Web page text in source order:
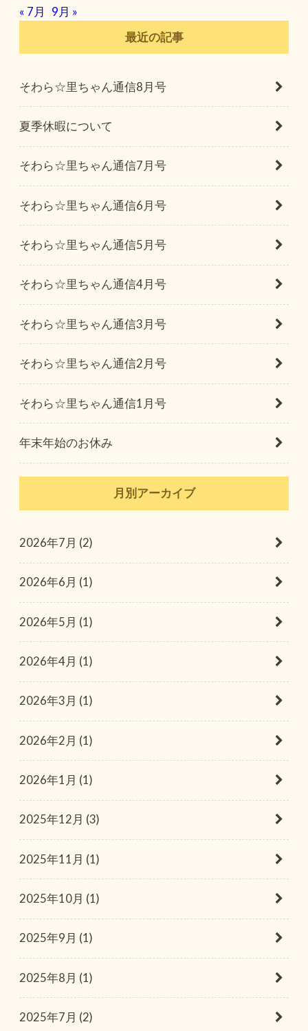
« 7月
9月 »
最近の記事
そわら☆里ちゃん通信8月号
夏季休暇について
そわら☆里ちゃん通信7月号
そわら☆里ちゃん通信6月号
そわら☆里ちゃん通信5月号
そわら☆里ちゃん通信4月号
そわら☆里ちゃん通信3月号
そわら☆里ちゃん通信2月号
そわら☆里ちゃん通信1月号
年末年始のお休み
月別アーカイブ
2026年7月 (2)
2026年6月 (1)
2026年5月 (1)
2026年4月 (1)
2026年3月 (1)
2026年2月 (1)
2026年1月 (1)
2025年12月 (3)
2025年11月 (1)
2025年10月 (1)
2025年9月 (1)
2025年8月 (1)
2025年7月 (2)